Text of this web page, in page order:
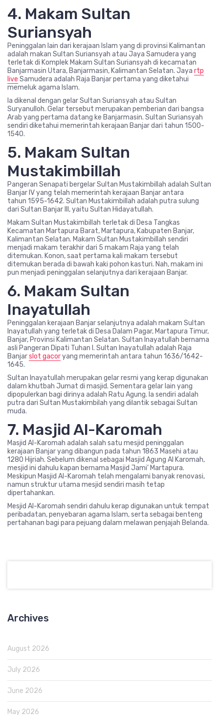
4. Makam Sultan
Suriansyah
Peninggalan lain dari kerajaan Islam yang di provinsi Kalimantan
adalah makan Sultan Suriansyah atau Jaya Samudera yang
terletak di Komplek Makam Sultan Suriansyah di kecamatan
Banjarmasin Utara, Banjarmasin, Kalimantan Selatan. Jaya rtp
live Samudera adalah Raja Banjar pertama yang diketahui
memeluk agama Islam.
Ia dikenal dengan gelar Sultan Suriansyah atau Sultan
Suryanulloh. Gelar tersebut merupakan pemberian dari bangsa
Arab yang pertama datang ke Banjarmasin. Sultan Suriansyah
sendiri diketahui memerintah kerajaan Banjar dari tahun 1500-
1540.
5. Makam Sultan
Mustakimbillah
Pangeran Senapati bergelar Sultan Mustakimbillah adalah Sultan
Banjar IV yang telah memerintah kerajaan Banjar antara
tahun 1595-1642. Sultan Mustakimbillah adalah putra sulung
dari Sultan Banjar III, yaitu Sultan Hidayatullah.
Makam Sultan Mustakimbillah terletak di Desa Tangkas
Kecamatan Martapura Barat, Martapura, Kabupaten Banjar,
Kalimantan Selatan. Makam Sultan Mustakimbillah sendiri
menjadi makam terakhir dari 5 makam Raja yang telah
ditemukan. Konon, saat pertama kali makam tersebut
ditemukan berada di bawah kaki pohon kasturi. Nah, makam ini
pun menjadi peninggalan selanjutnya dari kerajaan Banjar.
6. Makam Sultan
Inayatullah
Peninggalan kerajaan Banjar selanjutnya adalah makam Sultan
Inayatullah yang terletak di Desa Dalam Pagar, Martapura Timur,
Banjar, Provinsi Kalimantan Selatan. Sultan Inayatullah bernama
asli Pangeran Dipati Tuhan I. Sultan Inayatullah adalah Raja
Banjarslot gacoryang memerintah antara tahun 1636/1642-
1645.
Sultan Inayatullah merupakan gelar resmi yang kerap digunakan
dalam khutbah Jumat di masjid. Sementara gelar lain yang
dipopulerkan bagi dirinya adalah Ratu Agung. Ia sendiri adalah
putra dari Sultan Mustakimbilah yang dilantik sebagai Sultan
muda.
7. Masjid Al-Karomah
Masjid Al-Karomah adalah salah satu mesjid peninggalan
kerajaan Banjar yang dibangun pada tahun 1863 Masehi atau
1280 Hijriah. Sebelum dikenal sebagai Masjid Agung Al Karomah,
mesjid ini dahulu kapan bernama Masjid Jami’ Martapura.
Meskipun Masjid Al-Karomah telah mengalami banyak renovasi,
namun struktur utama mesjid sendiri masih tetap
dipertahankan.
Mesjid Al-Karomah sendiri dahulu kerap digunakan untuk tempat
peribadatan, penyebaran agama Islam, serta sebagai benteng
pertahanan bagi para pejuang dalam melawan penjajah Belanda.
Archives
August 2026
July 2026
June 2026
May 2026